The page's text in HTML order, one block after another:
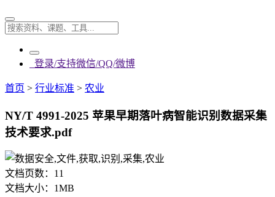
登录/支持微信/QQ/微博
首页 > 行业标准 > 农业
NY/T 4991-2025 苹果早期落叶病智能识别数据采集
技术要求.pdf
文档页数： 11
文档大小： 1MB